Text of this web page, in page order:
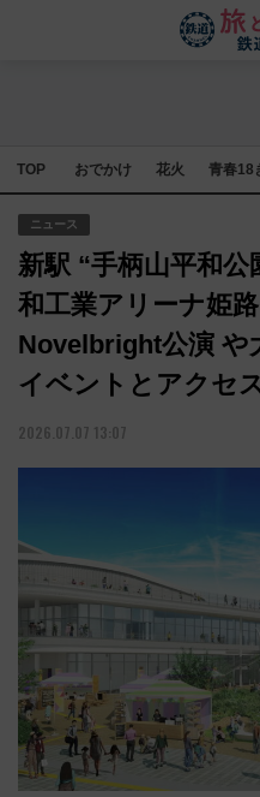
TOP おでかけ 花火 青春18
ニュース
新駅 “手柄山平和
和工業アリーナ姫路
Novelbright公演 や
イベントとアクセ
2026.07.07 13:07